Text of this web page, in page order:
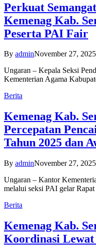
Perkuat
Kemenag Kab.
Peserta PAI Fair
By adminNovember 27, 2025
Ungaran – Kepala Seksi
Kementerian Agama
Berita
Kemenag Kab.
Percepatan
Tahun 2025 dan
By adminNovember 27, 2025
Ungaran – Kantor
melalui seksi PAI gelar
Berita
Kemenag Kab.
Koordinasi Lewat